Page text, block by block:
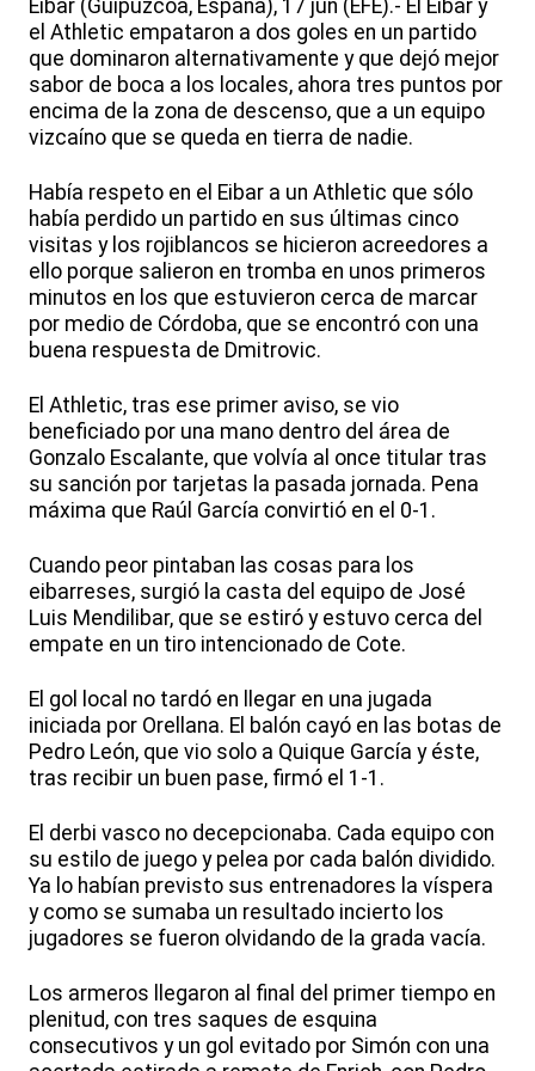
Eibar (Guipúzcoa, España), 17 jun (EFE).- El Eibar y
el Athletic empataron a dos goles en un partido
que dominaron alternativamente y que dejó mejor
sabor de boca a los locales, ahora tres puntos por
encima de la zona de descenso, que a un equipo
vizcaíno que se queda en tierra de nadie.
Había respeto en el Eibar a un Athletic que sólo
había perdido un partido en sus últimas cinco
visitas y los rojiblancos se hicieron acreedores a
ello porque salieron en tromba en unos primeros
minutos en los que estuvieron cerca de marcar
por medio de Córdoba, que se encontró con una
buena respuesta de Dmitrovic.
El Athletic, tras ese primer aviso, se vio
beneficiado por una mano dentro del área de
Gonzalo Escalante, que volvía al once titular tras
su sanción por tarjetas la pasada jornada. Pena
máxima que Raúl García convirtió en el 0-1.
Cuando peor pintaban las cosas para los
eibarreses, surgió la casta del equipo de José
Luis Mendilibar, que se estiró y estuvo cerca del
empate en un tiro intencionado de Cote.
El gol local no tardó en llegar en una jugada
iniciada por Orellana. El balón cayó en las botas de
Pedro León, que vio solo a Quique García y éste,
tras recibir un buen pase, firmó el 1-1.
El derbi vasco no decepcionaba. Cada equipo con
su estilo de juego y pelea por cada balón dividido.
Ya lo habían previsto sus entrenadores la víspera
y como se sumaba un resultado incierto los
jugadores se fueron olvidando de la grada vacía.
Los armeros llegaron al final del primer tiempo en
plenitud, con tres saques de esquina
consecutivos y un gol evitado por Simón con una